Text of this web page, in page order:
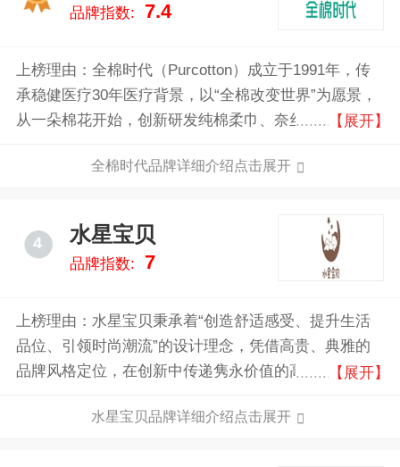
品牌指数: 7.4
上榜理由：全棉时代（Purcotton）成立于1991年，传
承稳健医疗30年医疗背景，以“全棉改变世界”为愿景，
从一朵棉花开始，创新研发纯棉柔巾、奈丝公主卫生
浴巾）、孕育护理（隔尿垫,纸尿裤）、女性护理（经
活（家居服,床品）等七大品类近万种款式，以在母婴
领域、生活用品领域的强大口碑，引领安心，幸福，可
持续的全棉生活方式。
【展开】
全棉时代品牌详细介绍点击展开
4 水星宝贝
品牌指数: 7
上榜理由：水星宝贝秉承着“创造舒适感受、提升生活
品位、引领时尚潮流”的设计理念，凭借高贵、典雅的
品牌风格定位，在创新中传递隽永价值的高端。水星电
质！”的品牌理念，以品质为本、品牌为业，进一步完
【展开】
水星宝贝品牌详细介绍点击展开